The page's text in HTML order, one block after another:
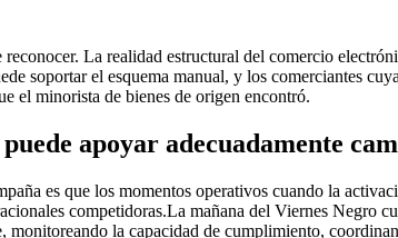
La realidad estructural del comercio
soportar el esquema manual, y los comerciantes
el minorista de bienes de origen encontró.
apoyar adecuadamente
es que los momentos operativos cuando la
competidoras.La mañana del Viernes Negro
la capacidad de cumplimiento,